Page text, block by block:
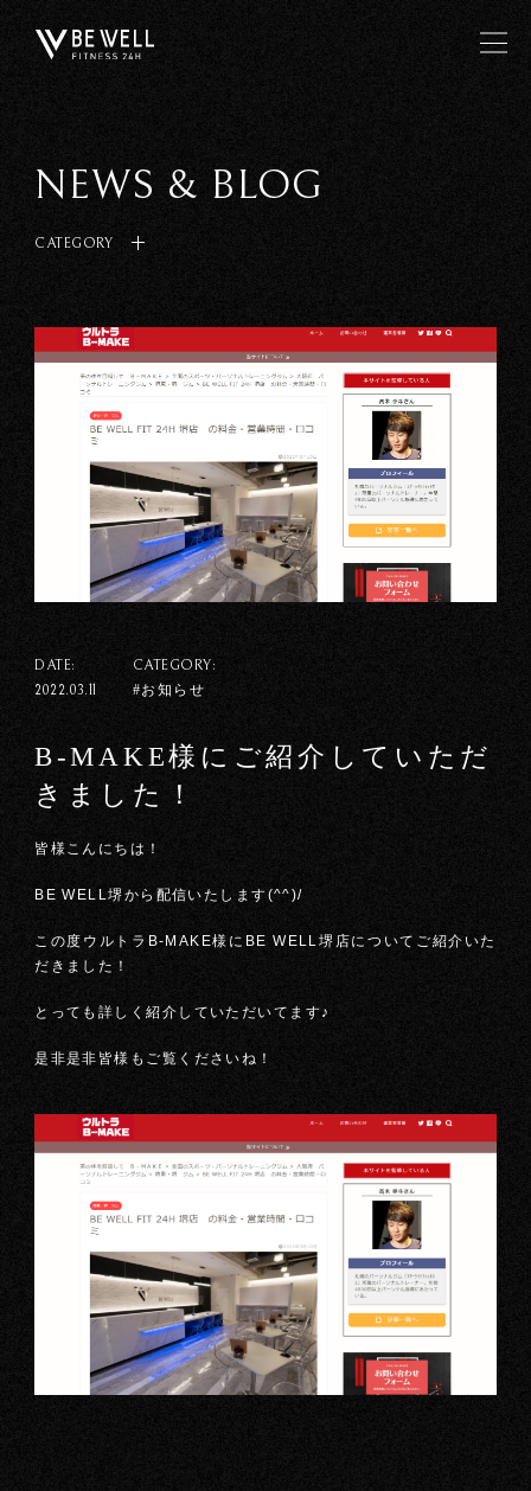
NEWS & BLOG
CATEGORY
DATE:
2022.03.11
CATEGORY:
#お知らせ
B-MAKE様にご紹介していただ
きました！
皆様こんにちは！
BE WELL堺から配信いたします(^^)/
この度ウルトラB-MAKE様にBE WELL堺店についてご紹介いた
だきました！
とっても詳しく紹介していただいてます♪
是非是非皆様もご覧くださいね！